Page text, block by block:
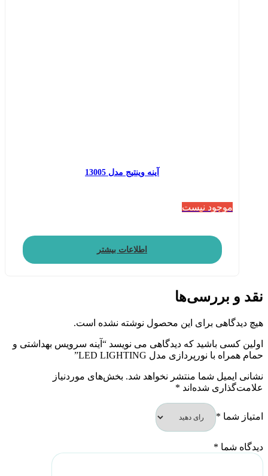
آینه وینتیج مدل 13005
موجود نیست
اطلاعات بیشتر
نقد و بررسی‌ها
هیچ دیدگاهی برای این محصول نوشته نشده است.
اولین کسی باشید که دیدگاهی می نویسد “آینه سرویس بهداشتی و
حمام همراه با نورپردازی مدل LED LIGHTING”
نشانی ایمیل شما منتشر نخواهد شد. بخش‌های موردنیاز
علامت‌گذاری شده‌اند *
امتیاز شما *
دیدگاه شما *